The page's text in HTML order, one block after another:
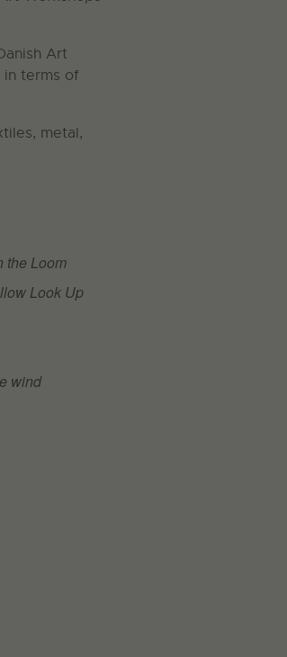
Art
in terms of
metal,
the Loom
Look Up
wind